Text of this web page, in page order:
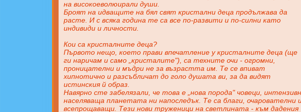
на високоеволюирали души.
Броят на идващите на бял свят кристални деца продължава да
расте. И с всяка година те са все по-развити и по-силни като
индивиди и личности.
Кои са кристалните деца?
Първото нещо, което прави впечатление у кристалните деца (ще
ги наричам и само „кристалите"), са техните очи - огромни,
проницателни и мъдри не за възрастта им. Те се впиват
хипнотично и разсъбличат до голо душата ви, за да видят
истинския й образ.
Навярно сте забелязали, че това е „нова порода" човеци,
населяваща планетата ни напоследък. Те са благи, очарователни
всепрощаващи. Тези нови труженици на светлината - към дадения